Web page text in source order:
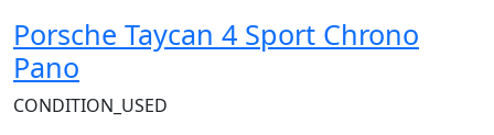
Porsche Taycan 4 Sport Chrono
Pano
CONDITION_USED